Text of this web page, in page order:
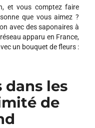
et vous comptez faire
que vous aimez ?
avec des saponaires à
apparu en France,
un bouquet de fleurs :
dans les
de